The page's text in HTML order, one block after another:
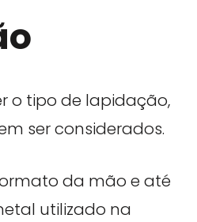
o tipo de lapidação,
ser considerados.
da mão e até
utilizado na